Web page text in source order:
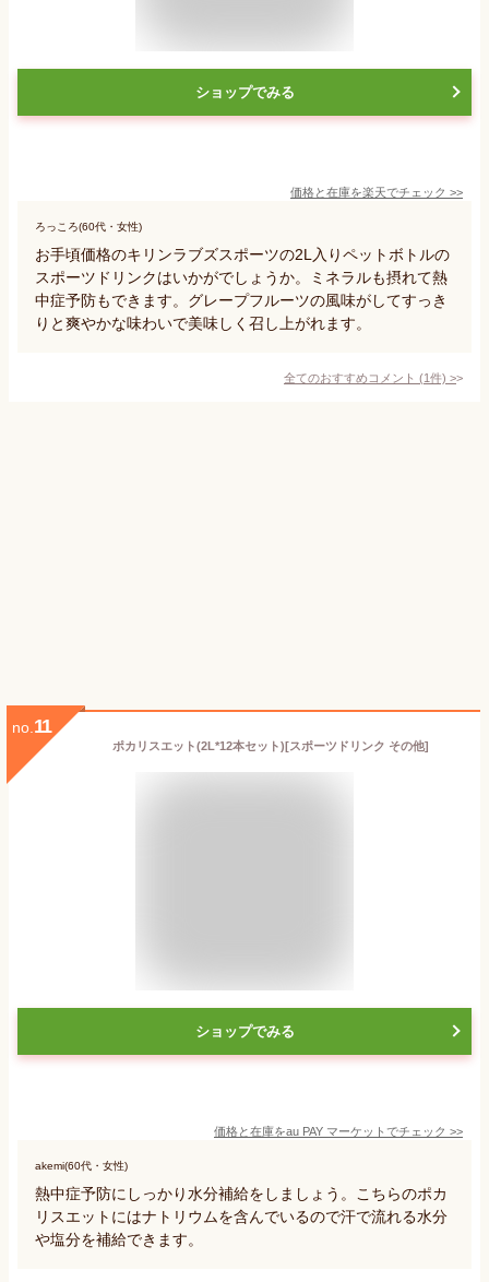
ショップでみる
価格と在庫を楽天でチェック >>
ろっころ(60代・女性)
お手頃価格のキリンラブズスポーツの2L入りペットボトルの
スポーツドリンクはいかがでしょうか。ミネラルも摂れて熱
中症予防もできます。グレープフルーツの風味がしてすっき
りと爽やかな味わいで美味しく召し上がれます。
全てのおすすめコメント (1件) >
no. 11
ポカリスエット(2L*12本セット)[スポーツドリンク その他]
ショップでみる
価格と在庫をau PAY マーケット でチェック >>
akemi(60代・女性)
熱中症予防にしっかり水分補給をしましょう。こちらのポカ
リスエットにはナトリウムを含んでいるので汗で流れる水分
や塩分を補給できます。